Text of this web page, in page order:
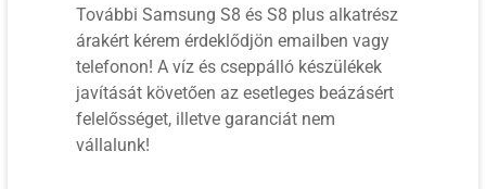
További Samsung S8 és S8 plus alkatrész
árakért kérem érdeklődjön emailben vagy
telefonon! A víz és cseppálló készülékek
javítását követően az esetleges beázásért
felelősséget, illetve garanciát nem
vállalunk!